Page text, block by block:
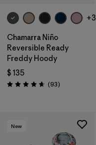
+3
Chamarra Niño
Reversible Ready
Freddy Hoody
$ 135
Valoración: 4.7 / 5
(93Comentarios
)
New